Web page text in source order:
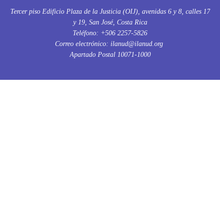
Tercer piso Edificio Plaza de la Justicia (OIJ), avenidas 6 y 8, calles 17
y 19, San José, Costa Rica
Teléfono: +506 2257-5826
Correo electrónico: ilanud@ilanud.org
Apartado Postal 10071-1000